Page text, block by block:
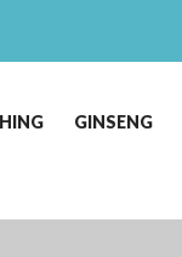
GINSENG